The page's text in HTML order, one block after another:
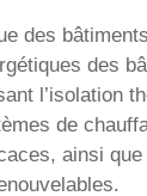
des
des
l’isolation
de
ainsi que